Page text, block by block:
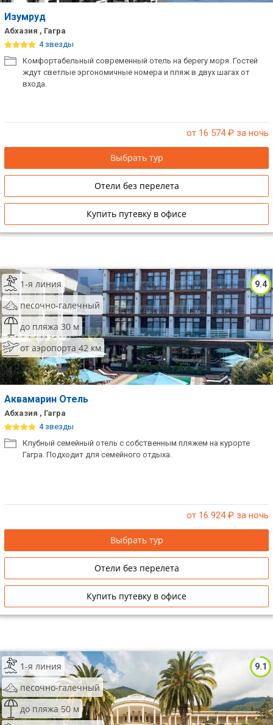
Изумруд
Абхазия , Гагра
4 звезды
Комфортабельный современный отель на берегу моря. Гостей
ждут светлые эргономичные номера и пляж в двух шагах от
входа.
от 16 574₽ за ночь
Выбрать тур
Отели без перелета
Купить путевку в офисе
9.4
1-я линия
песочно-галечный
до пляжа 30 м
от аэропорта 42 км
Аквамарин Отель
Абхазия , Гагра
4 звезды
Клубный семейный отель с собственным пляжем на курорте
Гагра. Подходит для семейного отдыха.
от 16 924₽ за ночь
Выбрать тур
Отели без перелета
Купить путевку в офисе
9.1
1-я линия
песочно-галечный
до пляжа 50 м